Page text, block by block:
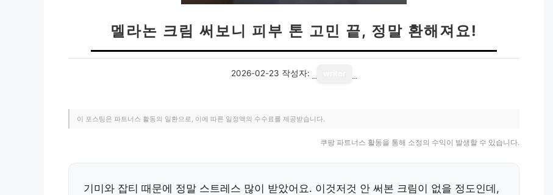
멜라논 크림 써보니 피부 톤 고민 끝, 정말 환해져요!
2026-02-23 작성자:
이 포스팅은 파트너스 활동의 일환으로, 이에 따른 일정액의 수수료를 제공받습니다.
쿠팡 파트너스 활동을 통해 소정의 수익이 발생할 수 있습니다.
기미와 잡티 때문에 정말 스트레스 많이 받았어요. 이것저것 안 써본 크림이 없을 정도인데,